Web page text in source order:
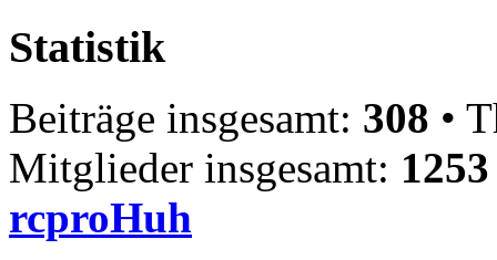
Statistik
Beiträge insgesamt: 308 •
Mitglieder insgesamt: 1253
rcproHuh